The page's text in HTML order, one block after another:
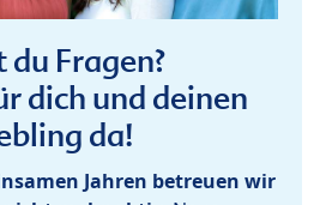
du Fragen?
dich und deinen
da!
Jahren betreuen wir